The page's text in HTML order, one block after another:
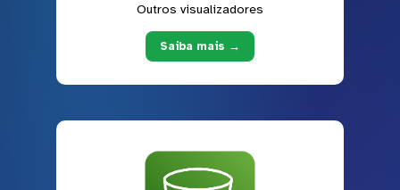
Outros visualizadores
Saiba mais →